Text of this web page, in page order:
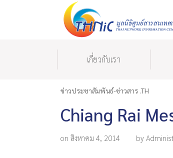
เกี่ยวกับเรา
ข่าวประชาสัมพันธ์-ข่าวสาร .TH
Chiang Rai
on สิงหาคม 4, 2014 by